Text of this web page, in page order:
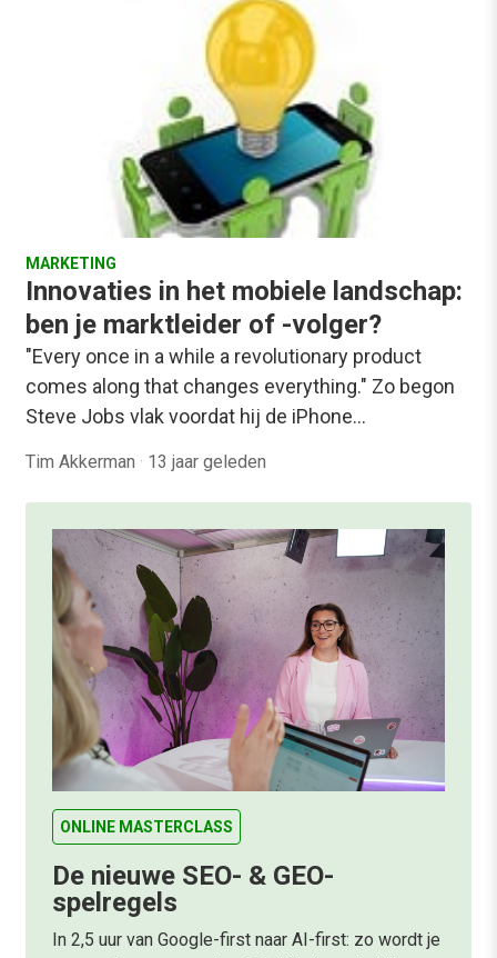
MARKETING
Innovaties in het mobiele landschap:
ben je marktleider of -volger?
"Every once in a while a revolutionary product
comes along that changes everything." Zo begon
Steve Jobs vlak voordat hij de iPhone…
Tim Akkerman · 13 jaar geleden
ONLINE MASTERCLASS
De nieuwe SEO- & GEO-
spelregels
In 2,5 uur van Google-first naar AI-first: zo wordt je